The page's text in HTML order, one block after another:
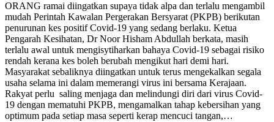
ORANG ramai diingatkan supaya tidak alpa dan terlalu mengambil
mudah Perintah Kawalan Pergerakan Bersyarat (PKPB) berikutan
penurunan kes positif Covid-19 yang sedang berlaku. Ketua
Pengarah Kesihatan, Dr Noor Hisham Abdullah berkata, masih
terlalu awal untuk mengisytiharkan bahaya Covid-19 sebagai risiko
rendah kerana kes boleh berubah mengikut hari demi hari.
Masyarakat sebaliknya diingatkan untuk terus mengekalkan segala
usaha selama ini dalam memerangi virus ini bersama Kerajaan.
Rakyat perlu saling menjaga dan melindungi diri dari virus Covid-
19 dengan mematuhi PKPB, mengamalkan tahap kebersihan yang
optimum pada setiap masa seperti kerap mencuci tangan,…